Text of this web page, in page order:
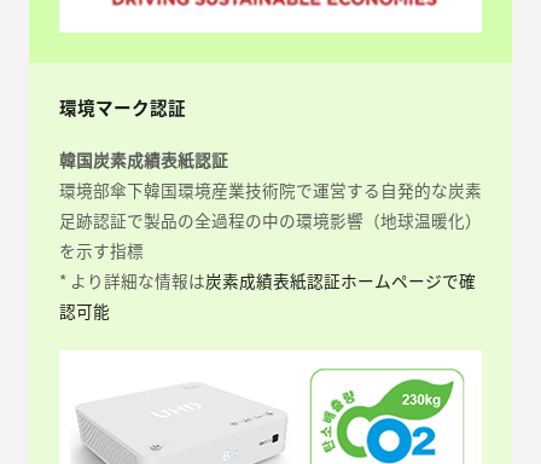
環境マーク認証
韓国炭素成績表紙認証
環境部傘下韓国環境産業技術院で運営する自発的な炭素
足跡認証で製品の全過程の中の環境影響（地球温暖化）
を示す指標
* より詳細な情報は炭素成績表紙認証ホームページで確
認可能